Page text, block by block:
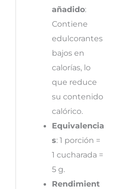
añadido:
Contiene
edulcorantes
bajos en
calorías, lo
que reduce
su contenido
calórico.
Equivalencia
s: 1 porción =
1 cucharada =
5 g.
Rendimient